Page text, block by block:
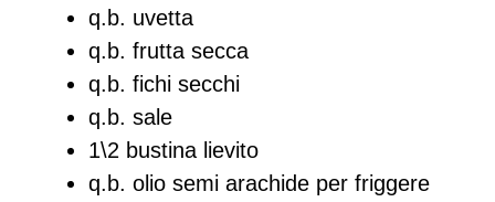
q.b. uvetta
q.b. frutta secca
q.b. fichi secchi
q.b. sale
1\2 bustina lievito
q.b. olio semi arachide per friggere